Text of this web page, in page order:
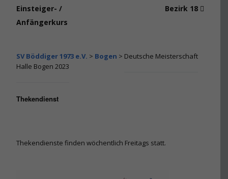
Einsteiger- /
Anfängerkurs
Bezirk 18
SV Böddiger 1973 e.V. > Bogen > Deutsche Meisterschaft
Halle Bogen 2023
Thekendienst
Thekendienste finden wöchentlich Freitags statt.